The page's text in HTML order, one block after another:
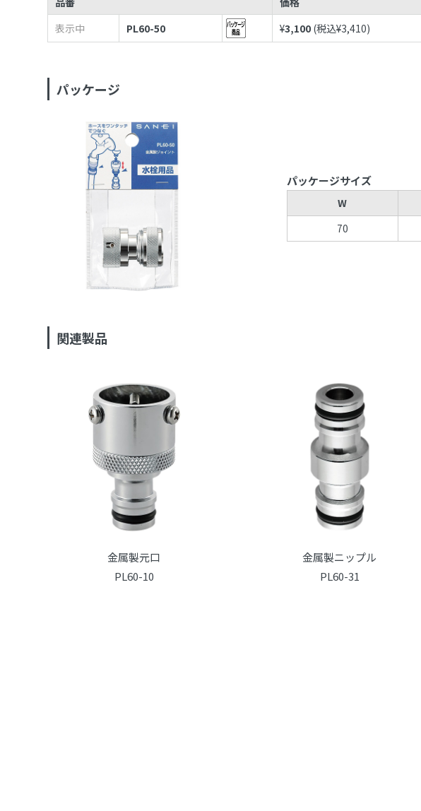
表示中
PL60-50 ¥3,100 (税込¥3,410)
パッケージ
パッケージサイズ
W
70
関連製品
金属製元口
PL60-10
金属製ニップル
PL60-31